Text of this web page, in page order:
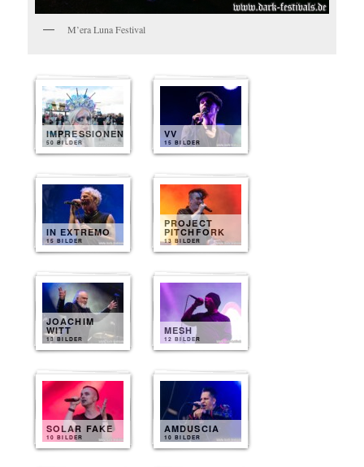
M’era Luna Festival
IMPRESSIONEN
50 BILDER
VV
15 BILDER
IN EXTREMO
15 BILDER
PROJECT
PITCHFORK
13 BILDER
JOACHIM
WITT
13 BILDER
MESH
12 BILDER
SOLAR FAKE
10 BILDER
AMDUSCIA
10 BILDER